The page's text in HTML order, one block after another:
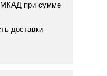
МКАД при сумме
доставки